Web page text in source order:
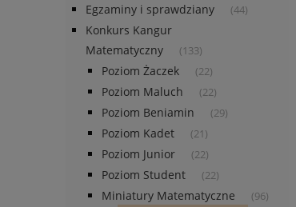
Egzaminy i sprawdziany (44)
Konkurs Kangur
Matematyczny
(133)
Poziom Żaczek (22)
Poziom Maluch (22)
Poziom Beniamin (29)
Poziom Kadet (21)
Poziom Junior (22)
Poziom Student (22)
Miniatury Matematyczne (96)